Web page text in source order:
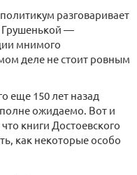
разговаривает
Грушенькой —
мнимого
деле не стоит ровным
еще 150 лет назад
ожидаемо. Вот и
книги Достоевского
как некоторые особо